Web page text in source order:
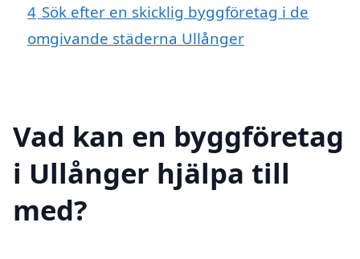
4 Sök efter en skicklig byggföretag i de
omgivande städerna Ullånger
Vad kan en byggföretag
i Ullånger hjälpa till
med?